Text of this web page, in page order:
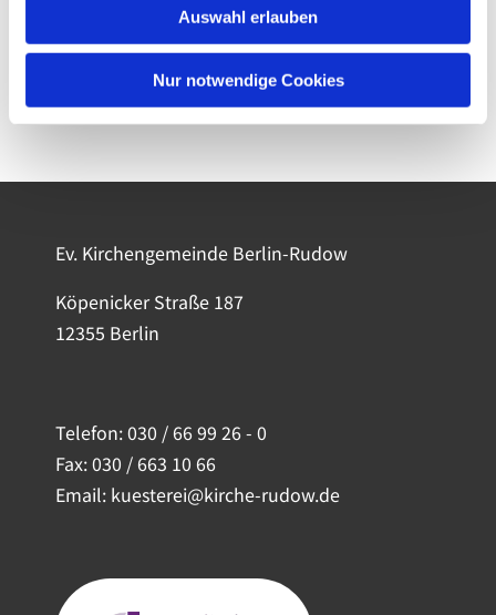
Auswahl erlauben
Nur notwendige Cookies
Ev. Kirchengemeinde Berlin-Rudow
Köpenicker Straße 187
12355 Berlin
Telefon:030 / 66 99 26 - 0
Fax: 030 / 663 10 66
Email: kuesterei@kirche-rudow.de